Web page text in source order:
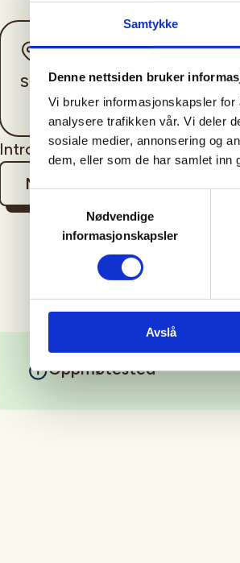
Samtykke
Denne nettsiden bruker
Vi bruker informasjonskapsler
analysere trafikken vår. Vi deler
sosiale medier, annonsering og
dem, eller som de har samlet inn
Nødvendige
informasjonskapsler
Avslå
Sted
Sogndal
19.
Kl.
Introjakt rådyrbukk
Mer informasjon
Oppmøtested